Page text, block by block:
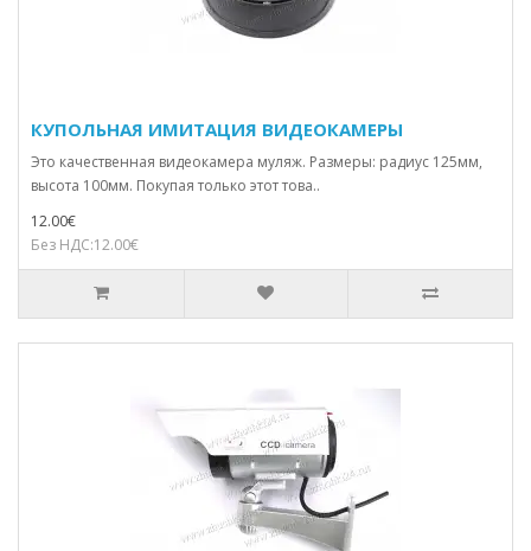
КУПОЛЬНАЯ ИМИТАЦИЯ ВИДЕОКАМЕРЫ
Это качественная видеокамера муляж. Размеры: радиус 125мм,
высота 100мм. Покупая только этот това..
12.00€
Без НДС:12.00€